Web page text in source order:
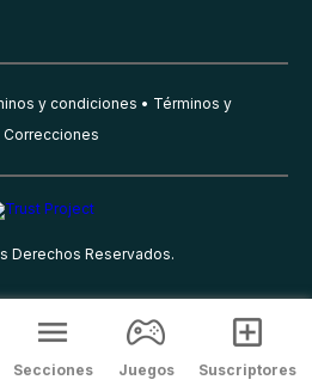
y condiciones
Términos y
Correcciones
Derechos Reservados.
Secciones Juegos Suscriptores